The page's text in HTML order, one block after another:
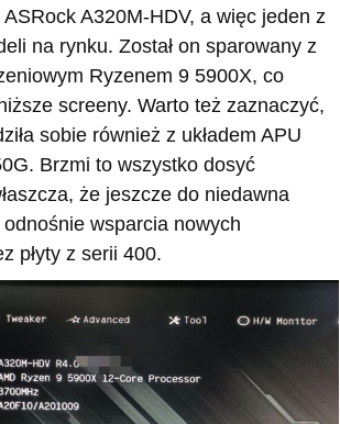
A320M-HDV, a więc jeden z
na rynku. Został on sparowany z
Ryzenem 9 5900X, co
screeny. Warto też zaznaczyć,
sobie również z układem APU
Brzmi to wszystko dosyć
że jeszcze do niedawna
odnośnie wsparcia nowych
płyty z serii 400.